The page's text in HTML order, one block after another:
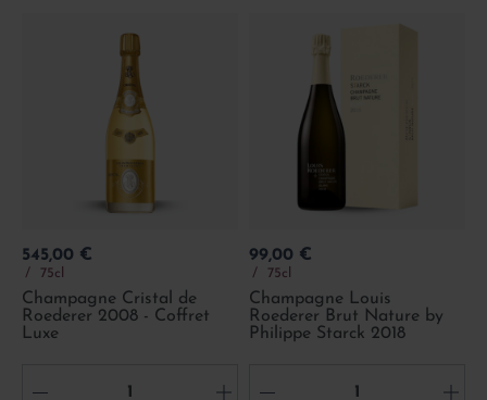
Prix
545,00 €
75cl
Champagne Cristal de
Roederer 2008 - Coffret
Luxe
- +
Prix
99,00 €
75cl
Champagne Louis
Roederer Brut Nature by
Philippe Starck 2018
- +